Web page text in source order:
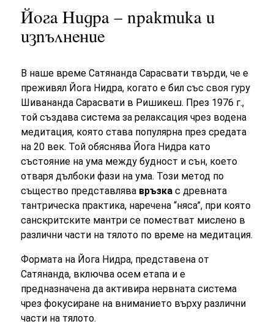
Йога Нидра – практика и
изпълнение
В наше време Сатянанда Сарасвати твърди, че е
преживял Йога Нидра, когато е бил със своя гуру
Шивананда Сарасвати в Ришикеш. През 1976 г.,
той създава система за релаксация чрез водена
медитация, която става популярна през средата
на 20 век. Той обяснява Йога Нидра като
състояние на ума между будност и сън, което
отваря дълбоки фази на ума. Този метод по
същество представлява връзка с древната
тантрическа практика, наречена “няса”, при която
санскритските мантри се поместват мислено в
различни части на тялото по време на медитация.
Формата на Йога Нидра, представена от
Сатянанда, включва осем етапа и е
предназначена да активира нервната система
чрез фокусиране на вниманието върху различни
части на тялото.